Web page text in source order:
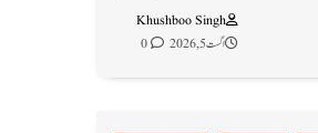
Khushboo Singh
اگست 5, 2026
0